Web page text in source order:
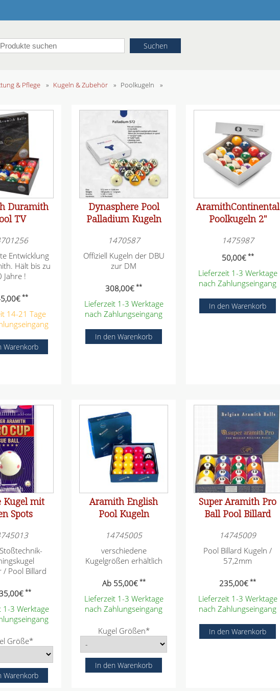
& Pflege » Kugeln & Zubehör » Poolkugeln »
Duramith
TV
Entwicklung
Hält bis zu
Jahre !
€**
14-21 Tage
Dynasphere Pool
Palladium Kugeln
1470587
Offiziell Kugeln der DBU
zur DM
308,00€ **
Lieferzeit 1-3 Werktage
nach Zahlungseingang
AramithContinental
Poolkugeln 2"
1475987
50,00€**
Lieferzeit 1-3 Werktage
nach Zahlungseingang
Kugel mit
Spots
/ Pool Billard
€ **
1-3 Werktage
Größe*
Aramith English
Pool Kugeln
14745005
verschiedene
Kugelgrößen erhältlich
Ab55,00€**
Lieferzeit 1-3 Werktage
nach Zahlungseingang
P
l
i
c
Kugel Größen*
Super Aramith Pro
Ball Pool Billard
14745009
Pool Billard Kugeln /
57,2mm
235,00€ **
Lieferzeit 1-3 Werktage
nach Zahlungseingang